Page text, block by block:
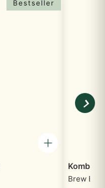
Bestseller
Brew Box